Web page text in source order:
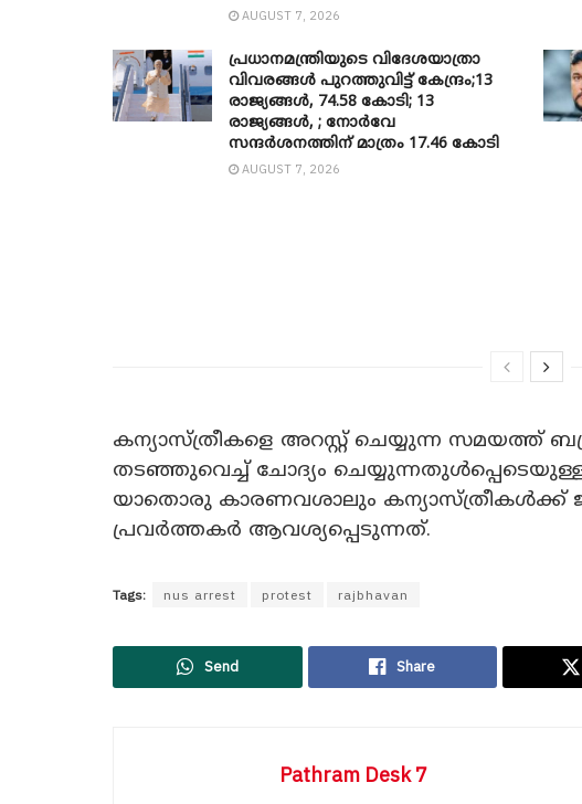
AUGUST 7, 2026
പ്രധാനമന്ത്രിയുടെ വിദേശയാത്രാ
വിവരങ്ങൾ പുറത്തുവിട്ട് കേന്ദ്രം;13
രാജ്യങ്ങൾ, 74.58 കോടി; 13
രാജ്യങ്ങൾ, ; നോർവേ
സന്ദർശനത്തിന് മാത്രം 17.46 കോടി
AUGUST 7, 2026
കന്യാസ്ത്രീകളെ അറസ്റ്റ് ചെയ്യുന്ന സമയത്ത്
തട‌ഞ്ഞുവെച്ച് ചോദ്യം
യാതൊരു കാരണവശാലും കന്യാസ്ത്രീകള്‍ക്ക്
പ്രവര്‍ത്തകര്‍ ആവശ്യപ്പെടുന്നത്.
Tags: nus arrest protest rajbhavan
Send Share
Pathram Desk 7